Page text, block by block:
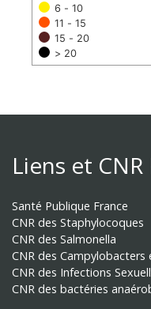
6 - 10
11 - 15
15 - 20
> 20
Liens et
Santé Publique France
CNR des Staphylocoques
CNR des Salmonella
CNR des
CNR des Infections
CNR des bactéries